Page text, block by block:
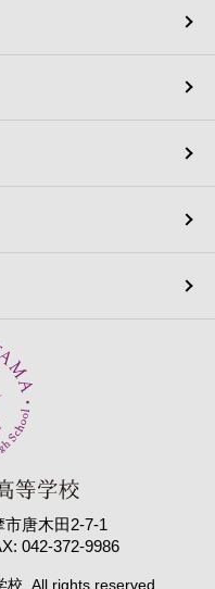
市唐木田2-7-1
042-372-9986
. All rights reserved.